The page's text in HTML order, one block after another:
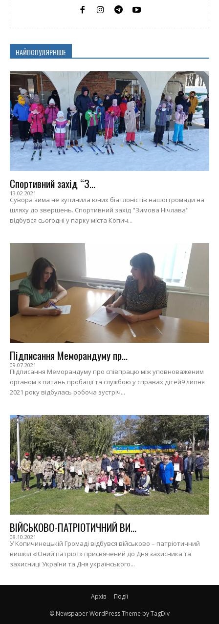
НАЙПОПУЛЯРНІШЕ
Спортивний захід “З...
13.02.2021
Сувора зима не зупинила юних біатлоністів нашої громади на
шляху до звершень. Спортивний захід "Зимова Нічлава"
відбувся сьогодні у парку міста Копич...
Підписання Меморандуму пр...
09.07.2021
Підписання Меморандуму про співпрацю між уповноваженим
органом з питань пробації та службою у справах дітей9 липня
2021 року відбулась робоча зустріч...
ВІЙСЬКОВО-ПАТРІОТИЧНИЙ ВИ...
08.10.2021
У Копичинецькій Громаді відбувся військово – патріотичний
вишкіл «Юний патріот» присвячений до Дня захисника та
захисниці України та Дня українського...
Архів Події
© Newspaper WordPress Theme by TagDiv